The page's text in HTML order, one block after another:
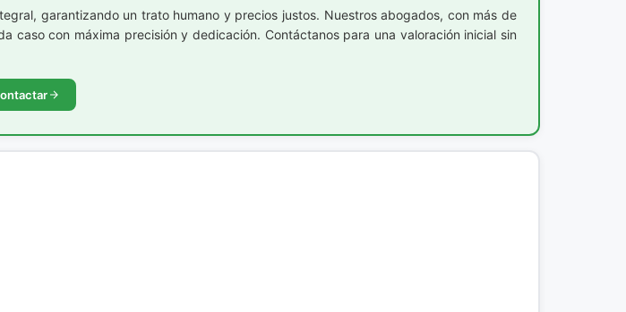
garantizando un trato humano y precios justos. Nuestros abogados, con más de
caso con máxima precisión y dedicación. Contáctanos para una valoración inicial sin